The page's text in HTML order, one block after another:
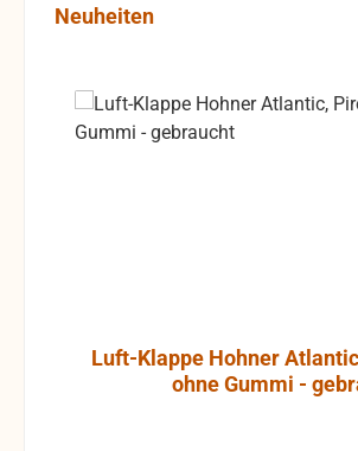
Produktgalerie überspringen
Neuheiten
Luft-Klappe Hohner
ohne Gummi -